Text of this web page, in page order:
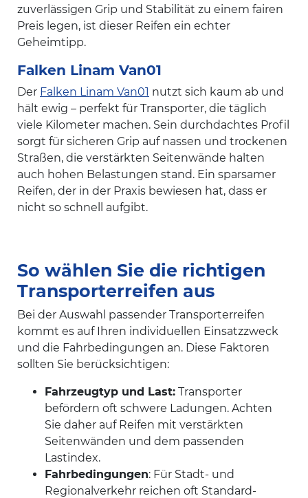
zuverlässigen Grip und Stabilität zu einem fairen
Preis legen, ist dieser Reifen ein echter
Geheimtipp.
Falken Linam Van01
Der Falken Linam Van01 nutzt sich kaum ab und
hält ewig – perfekt für Transporter, die täglich
viele Kilometer machen. Sein durchdachtes Profil
sorgt für sicheren Grip auf nassen und trockenen
Straßen, die verstärkten Seitenwände halten
auch hohen Belastungen stand. Ein sparsamer
Reifen, der in der Praxis bewiesen hat, dass er
nicht so schnell aufgibt.
So wählen Sie die richtigen
Transporterreifen aus
Bei der Auswahl passender Transporterreifen
kommt es auf Ihren individuellen Einsatzzweck
und die Fahrbedingungen an. Diese Faktoren
sollten Sie berücksichtigen:
Fahrzeugtyp und Last: Transporter
befördern oft schwere Ladungen. Achten
Sie daher auf Reifen mit verstärkten
Seitenwänden und dem passenden
Lastindex.
Fahrbedingungen: Für Stadt- und
Regionalverkehr reichen oft Standard-